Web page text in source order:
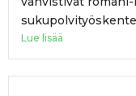
Lue lisää